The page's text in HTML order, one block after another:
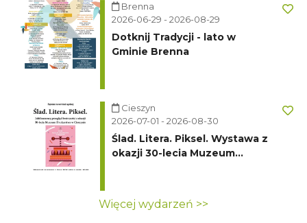
Brenna
2026-06-29 - 2026-08-29
Dotknij Tradycji - lato w
Gminie Brenna
Cieszyn
2026-07-01 - 2026-08-30
Ślad. Litera. Piksel. Wystawa z
okazji 30-lecia Muzeum
Więcej wydarzeń >>